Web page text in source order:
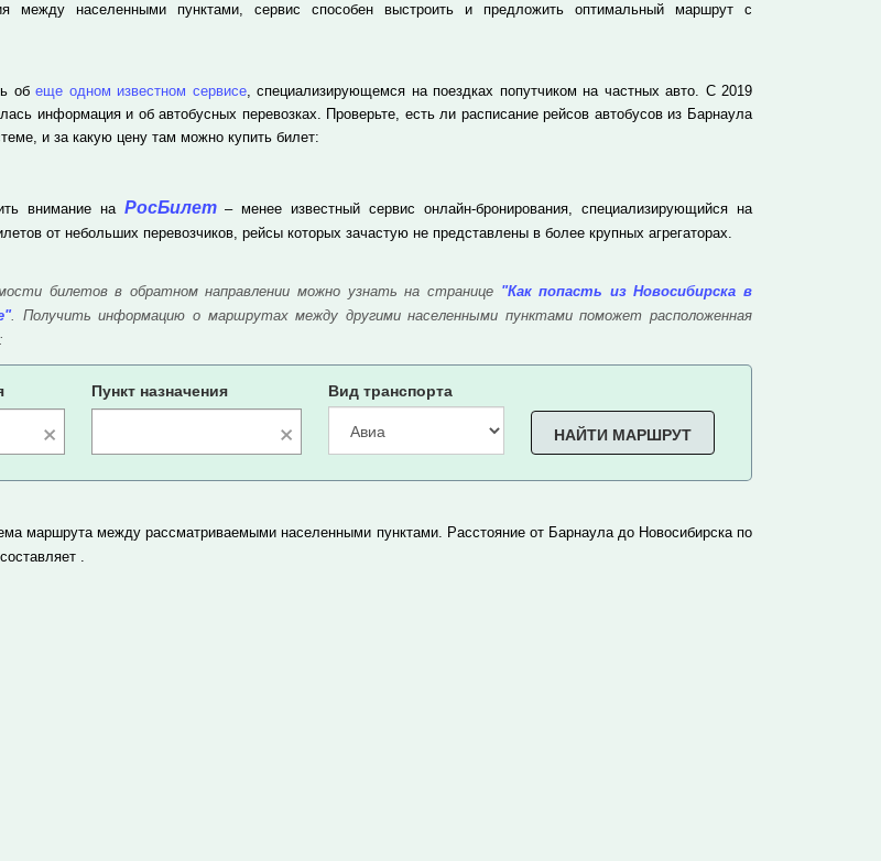
между населенными пунктами, сервис способен выстроить и предложить оптимальный маршрут с
обеще одном известном сервисе, специализирующемся на поездках попутчиком на частных авто. С 2019
информация и об автобусных перевозках. Проверьте, есть ли расписание рейсов автобусов из Барнаула
и за какую цену там можно купить билет:
внимание на РосБилет– менее известный сервис онлайн-бронирования, специализирующийся на
от небольших перевозчиков, рейсы которых зачастую не представлены в более крупных агрегаторах.
билетов в обратном направлении можно узнать на странице "Как попасть из Новосибирска в
. Получить информацию о маршрутах между другими населенными пунктами поможет расположенная
×
Пункт назначения
×
Вид транспорта
НАЙТИ МАРШРУТ
маршрута между рассматриваемыми населенными пунктами. Расстояние от Барнаула до Новосибирска по
.